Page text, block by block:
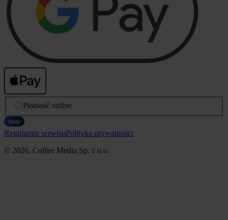
Płatność online
Regulamin serwisuPolityka prywatności
© 2026, Coffee Media Sp. z o.o.